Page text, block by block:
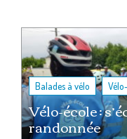
Balades à vélo ,
Vélo-école :
randonnée